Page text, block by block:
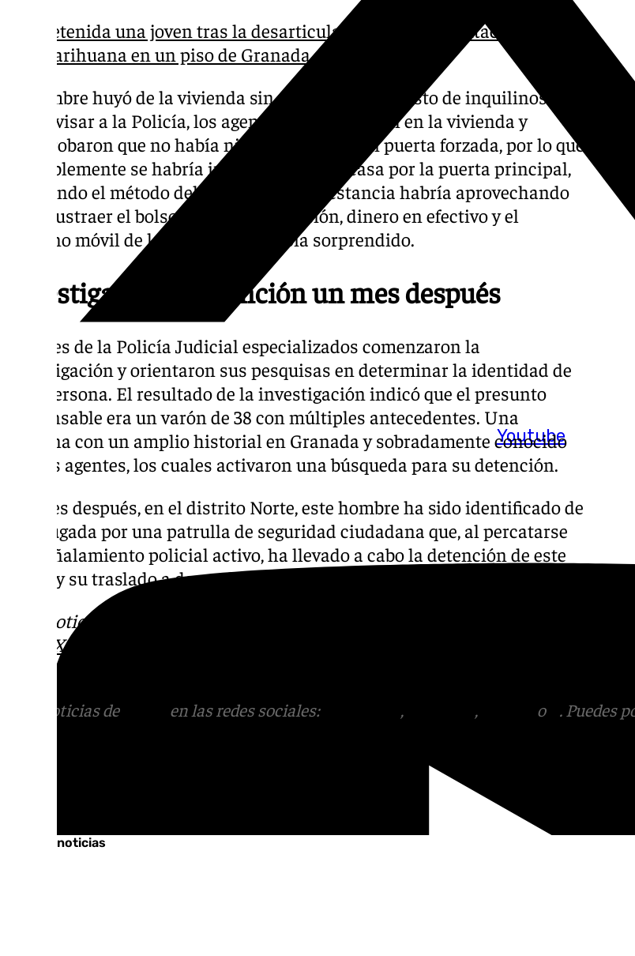
Youtube
Detenida una joven tras la desarticulación de una plantación de
marihuana en un piso de Granada
El hombre huyó de la vivienda sin ser visto por el resto de inquilinos.
Tras avisar a la Policía, los agentes se personaron en la vivienda y
comprobaron que no había ninguna ventana ni puerta forzada, por lo que
probablemente se habría introducido en la casa por la puerta principal,
utilizando el método del resbalón. En su estancia habría aprovechando
para sustraer el bolso con documentación, dinero en efectivo y el
teléfono móvil de la chica que le había sorprendido.
Investigación y detención un mes después
Agentes de la Policía Judicial especializados comenzaron la
investigación y orientaron sus pesquisas en determinar la identidad de
esta persona. El resultado de la investigación indicó que el presunto
responsable era un varón de 38 con múltiples antecedentes. Una
persona con un amplio historial en Granada y sobradamente conocido
por los agentes, los cuales activaron una búsqueda para su detención.
Un mes después, en el distrito Norte, este hombre ha sido identificado de
madrugada por una patrulla de seguridad ciudadana que, al percatarse
del señalamiento policial activo, ha llevado a cabo la detención de este
varón y su traslado a dependencias policiales.
Más noticias de
X. Puedes ponerte en contacto con nosotros en el
correo
Más noticias de en las redes sociales: , , o
. Puedes
Últimas noticias